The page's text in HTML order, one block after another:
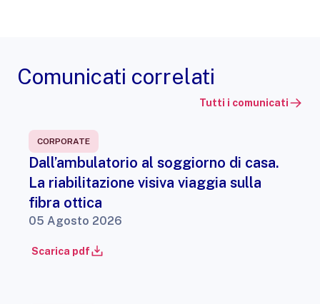
Comunicati correlati
Tutti i comunicati
CORPORATE
Dall’ambulatorio al soggiorno di casa.
La riabilitazione visiva viaggia sulla
fibra ottica
05 Agosto 2026
Scarica pdf